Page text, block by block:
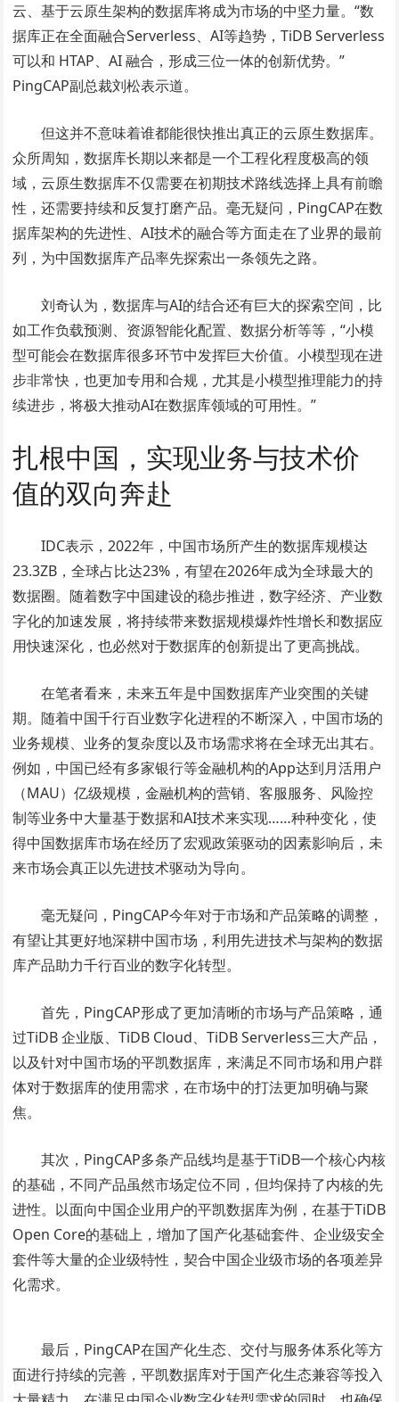
云、基于云原生架构的数据库将成为市场的中坚力量。“数
据库正在全面融合Serverless、AI等趋势，TiDB Serverless
可以和 HTAP、AI 融合，形成三位一体的创新优势。”
PingCAP副总裁刘松表示道。
但这并不意味着谁都能很快推出真正的云原生数据库。
众所周知，数据库长期以来都是一个工程化程度极高的领
域，云原生数据库不仅需要在初期技术路线选择上具有前瞻
性，还需要持续和反复打磨产品。毫无疑问，PingCAP在数
据库架构的先进性、AI技术的融合等方面走在了业界的最前
列，为中国数据库产品率先探索出一条领先之路。
刘奇认为，数据库与AI的结合还有巨大的探索空间，比
如工作负载预测、资源智能化配置、数据分析等等，“小模
型可能会在数据库很多环节中发挥巨大价值。小模型现在进
步非常快，也更加专用和合规，尤其是小模型推理能力的持
续进步，将极大推动AI在数据库领域的可用性。”
扎根中国，实现业务与技术价
值的双向奔赴
IDC表示，2022年，中国市场所产生的数据库规模达
23.3ZB，全球占比达23%，有望在2026年成为全球最大的
数据圈。随着数字中国建设的稳步推进，数字经济、产业数
字化的加速发展，将持续带来数据规模爆炸性增长和数据应
用快速深化，也必然对于数据库的创新提出了更高挑战。
在笔者看来，未来五年是中国数据库产业突围的关键
期。随着中国千行百业数字化进程的不断深入，中国市场的
业务规模、业务的复杂度以及市场需求将在全球无出其右。
例如，中国已经有多家银行等金融机构的App达到月活用户
（MAU）亿级规模，金融机构的营销、客服服务、风险控
制等业务中大量基于数据和AI技术来实现……种种变化，使
得中国数据库市场在经历了宏观政策驱动的因素影响后，未
来市场会真正以先进技术驱动为导向。
毫无疑问，PingCAP今年对于市场和产品策略的调整，
有望让其更好地深耕中国市场，利用先进技术与架构的数据
库产品助力千行百业的数字化转型。
首先，PingCAP形成了更加清晰的市场与产品策略，通
过TiDB 企业版、TiDB Cloud、TiDB Serverless三大产品，
以及针对中国市场的平凯数据库，来满足不同市场和用户群
体对于数据库的使用需求，在市场中的打法更加明确与聚
焦。
其次，PingCAP多条产品线均是基于TiDB一个核心内核
的基础，不同产品虽然市场定位不同，但均保持了内核的先
进性。以面向中国企业用户的平凯数据库为例，在基于TiDB
Open Core的基础上，增加了国产化基础套件、企业级安全
套件等大量的企业级特性，契合中国企业级市场的各项差异
化需求。
最后，PingCAP在国产化生态、交付与服务体系化等方
面进行持续的完善，平凯数据库对于国产化生态兼容等投入